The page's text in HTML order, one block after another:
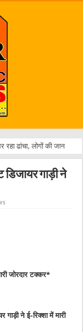
गाड़ी ने
जोरदार टक्कर*
गाड़ी ने ई-रिक्शा में मारी